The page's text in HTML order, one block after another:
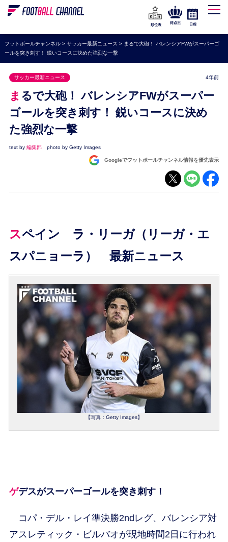
WEリーグ
海外サッカー
プレミアリーグ
ラ・リーガ
セリエA
ブンデスリーガ
UEFA
ナショナルチーム
順位表
得点王 日程
フットボールチャンネル> サッカー最新ニュース > まるで大砲！ バレンシアFWがスーパーゴ
ールを突き刺す！ 鋭いコースに決めた強烈な一撃
サッカー最新ニュース 4年前
まるで大砲！ バレンシアFWがスーパー
ゴールを突き刺す！ 鋭いコースに決め
た強烈な一撃
text by 編集部 photo by Getty Images
Googleでフットボールチャンネル情報を優先表示
スペイン ラ・リーガ（リーガ・エ
スパニョーラ） 最新ニュース
【写真：Getty Images】
ゲデスがスーパーゴールを突き刺す！
コパ・デル・レイ準決勝2ndレグ、バレンシア対
アスレティック・ビルバオが現地時間2日に行われ